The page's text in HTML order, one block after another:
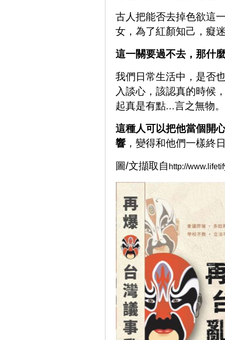
古人把能否去掉色欲這
女，為了紅顏知己，癡
這一關要過不去，那什
我們日常生活中，是否
入談心，該認真的時候
起真是有點...言之無物。
這種人可以把他當個開
響 ，變得和他們一樣終
圖/文擷取自 http://